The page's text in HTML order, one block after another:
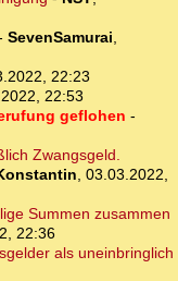
SevenSamurai,
22:23
22:53
geflohen -
Zwangsgeld.
, 03.03.2022,
Summen zusammen
22:36
als uneinbringlich